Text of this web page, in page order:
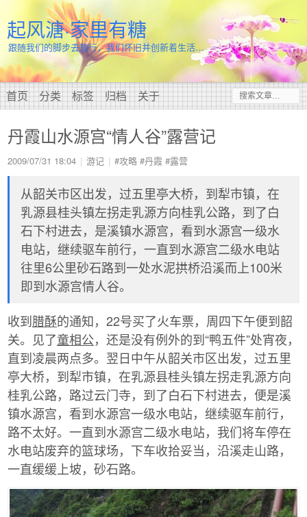
起风溏·家里有糖
跟随我们的脚步去旅行，我们怀旧并创新着生活…
首页 分类 标签 归档 关于
丹霞山水源宫“情人谷”露营记
2009/07/31 18:04 游记 #攻略 #丹霞 #露营
从韶关市区出发，过五里亭大桥，到犁市镇，在
乳源县桂头镇左拐走乳源方向桂乳公路，到了白
石下村进去，是溪镇水源宫，看到水源宫一级水
电站，继续驱车前行，一直到水源宫二级水电站
往里6公里砂石路到一处水泥拱桥沿溪而上100米
即到水源宫情人谷。
收到腊酥的通知，22号买了火车票，周四下午便到韶
关。见了童相公，还是没有例外的到“鸭五件”处宵夜，
直到凌晨两点多。翌日中午从韶关市区出发，过五里
亭大桥，到犁市镇，在乳源县桂头镇左拐走乳源方向
桂乳公路，路过云门寺，到了白石下村进去，便是溪
镇水源宫，看到水源宫一级水电站，继续驱车前行，
路不太好。一直到水源宫二级水电站，我们将车停在
水电站废弃的篮球场，下车收拾妥当，沿溪走山路，
一直缓缓上坡，砂石路。